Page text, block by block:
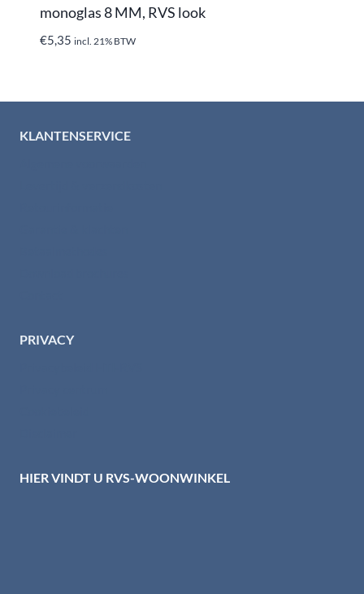
monoglas 8 MM, RVS look
€5,35 incl. 21% BTW
KLANTENSERVICE
PRIVACY
HIER VINDT U RVS-WOONWINKEL